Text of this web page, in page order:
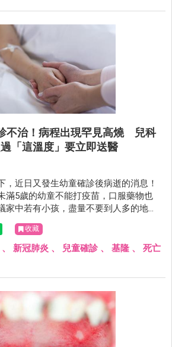
不治！病程出現罕見高燒 兒科
「這溫度」要立即送醫
，近日又發生幼童確診後病逝的消息！
滿5歲的幼童不能打疫苗，口服藥物也
家中若有小孩，盡量不要到人多的地方
動！
收藏
、 新冠肺炎 、 兒童確診 、 基隆 、 死亡